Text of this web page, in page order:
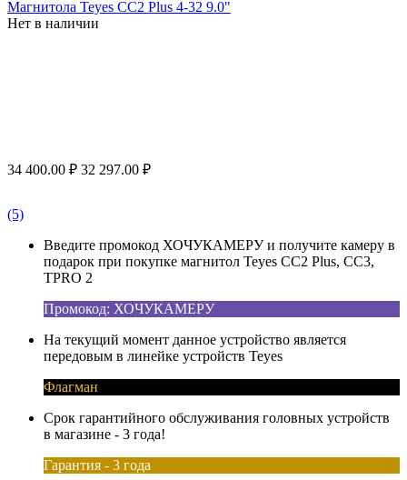
Магнитола Teyes CC2 Plus 4-32 9.0"
Нет в наличии
34 400.00 ₽ 32 297.00 ₽
(5)
Введите промокод ХОЧУКАМЕРУ и получите камеру в
подарок при покупке магнитол Teyes CC2 Plus, CC3,
TPRO 2
Промокод: ХОЧУКАМЕРУ
На текущий момент данное устройство является
передовым в линейке устройств Teyes
Флагман
Срок гарантийного обслуживания головных устройств
в магазине - 3 года!
Гарантия - 3 года